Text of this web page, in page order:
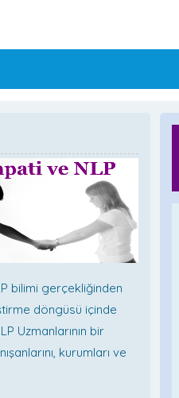
bilimi gerçekliğinden
döngüsü içinde
Uzmanlarının bir
kurumları ve